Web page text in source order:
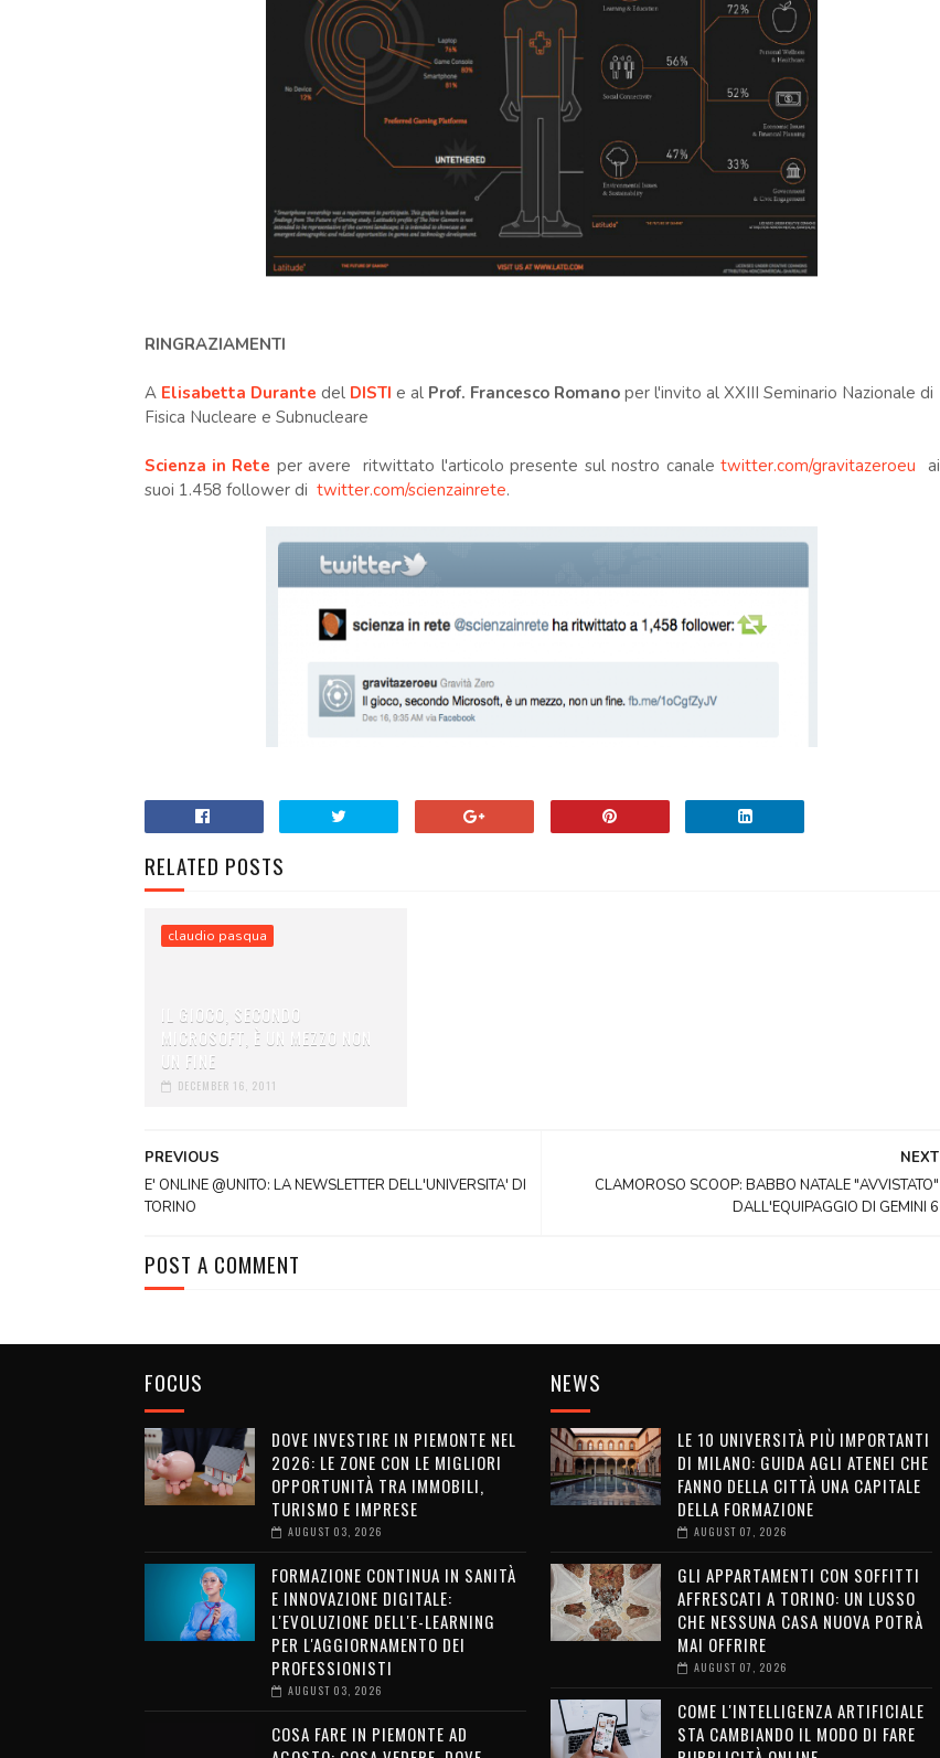
RINGRAZIAMENTI
A Elisabetta Durante del DISTI e al Prof. Francesco Romanoper l'invito al XXIII Seminario Nazionale di
Fisica Nucleare e Subnucleare
Scienza in Rete per avere ritwittato l'articolo presente sul nostro canaletwitter.com/gravitazeroeu ai
suoi 1.458 follower di twitter.com/scienzainrete.
RELATED POSTS
claudio pasqua
IL GIOCO, SECONDO
MICROSOFT, È UN MEZZO NON
UN FINE
DECEMBER 16, 2011
NEXT
CLAMOROSO SCOOP: BABBO NATALE "AVVISTATO"
DALL'EQUIPAGGIO DI GEMINI 6
PREVIOUS
E' ONLINE @UNITO: LA NEWSLETTER DELL'UNIVERSITA' DI
TORINO
POST A COMMENT
FOCUS
DOVE INVESTIRE IN PIEMONTE NEL
2026: LE ZONE CON LE MIGLIORI
OPPORTUNITÀ TRA IMMOBILI,
TURISMO E IMPRESE
AUGUST 03, 2026
FORMAZIONE CONTINUA IN SANITÀ
E INNOVAZIONE DIGITALE:
L'EVOLUZIONE DELL'E-LEARNING
PER L'AGGIORNAMENTO DEI
PROFESSIONISTI
AUGUST 03, 2026
COSA FARE IN PIEMONTE AD
NEWS
LE 10 UNIVERSITÀ PIÙ IMPORTANTI
DI MILANO: GUIDA AGLI ATENEI CHE
FANNO DELLA CITTÀ UNA CAPITALE
DELLA FORMAZIONE
AUGUST 07, 2026
GLI APPARTAMENTI CON SOFFITTI
AFFRESCATI A TORINO: UN LUSSO
CHE NESSUNA CASA NUOVA POTRÀ
MAI OFFRIRE
AUGUST 07, 2026
COME L'INTELLIGENZA ARTIFICIALE
STA CAMBIANDO IL MODO DI FARE